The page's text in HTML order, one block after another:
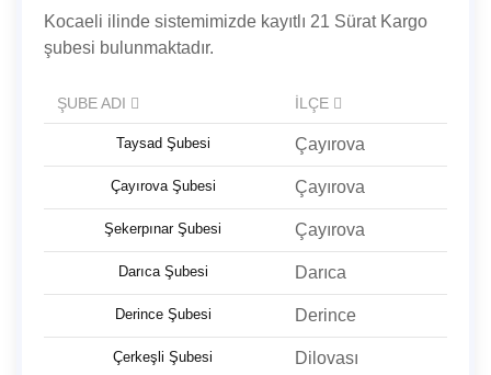
Kocaeli ilinde sistemimizde kayıtlı 21 Sürat Kargo
şubesi bulunmaktadır.
ŞUBE ADI İLÇE
Taysad Şubesi Çayırova
Çayırova Şubesi Çayırova
Şekerpınar Şubesi Çayırova
Darıca Şubesi Darıca
Derince Şubesi Derince
Çerkeşli Şubesi Dilovası